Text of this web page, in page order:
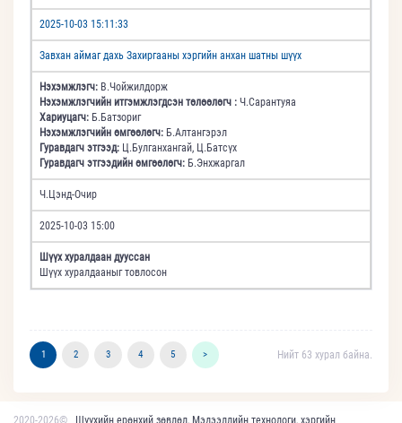
2025-10-03 15:11:33
Завхан аймаг дахь Захиргааны хэргийн анхан шатны шүүх
Нэхэмжлэгч: В.Чойжилдорж
Нэхэмжлэгчийн итгэмжлэгдсэн төлөөлөгч : Ч.Сарантуяа
Хариуцагч: Б.Батзориг
Нэхэмжлэгчийн өмгөөлөгч: Б.Алтангэрэл
Гуравдагч этгээд: Ц.Булганхангай, Ц.Батсүх
Гуравдагч этгээдийн өмгөөлөгч: Б.Энхжаргал
Ч.Цэнд-Очир
2025-10-03 15:00
Шүүх хуралдаан дууссан
Шүүх хуралдааныг товлосон
1 2 3 4 5 > Нийт 63 хурал байна.
2020-2026© Шүүхийн ерөнхий зөвлөл, Мэдээллийн технологи, хэргийн